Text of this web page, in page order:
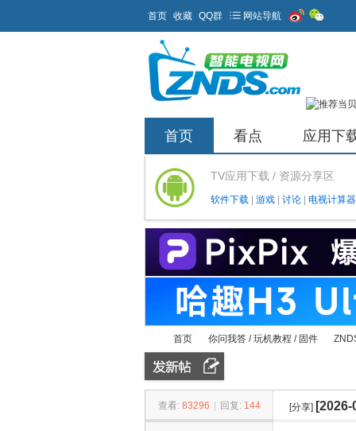
首页 收藏 QQ群 网站导航
首页 看点 应用下
TV应用下载 / 资源分享区
软件下载 游戏 讨论 电视计算器
»
首页
›
你问我答 / 玩机教程 / 固件
›
查看: 83296 回复: 144 [分享]